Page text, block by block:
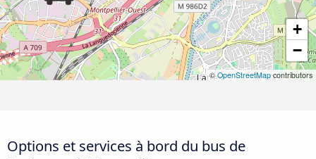
+
−
©OpenStreetMap contributors
Options et services à bord du bus de